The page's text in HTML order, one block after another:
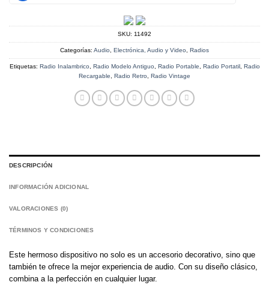
SKU: 11492
Categorías: Audio, Electrónica, Audio y Video, Radios
Etiquetas: Radio Inalambrico, Radio Modelo Antiguo, Radio Portable, Radio Portatil, Radio
Recargable, Radio Retro, Radio Vintage
DESCRIPCIÓN
INFORMACIÓN ADICIONAL
VALORACIONES (0)
TÉRMINOS Y CONDICIONES
Este hermoso dispositivo no solo es un accesorio decorativo, sino que
también te ofrece la mejor experiencia de audio. Con su diseño clásico,
combina a la perfección en cualquier lugar.